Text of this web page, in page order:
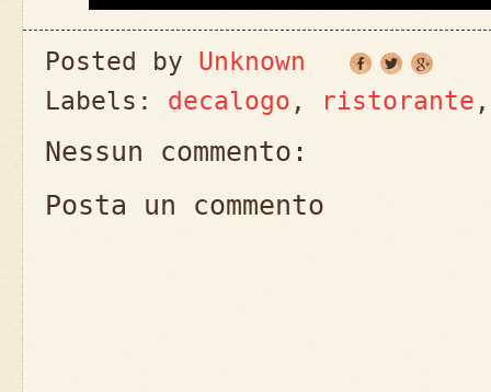
Posted by Unknown
Labels: decalogo , ristorante
Nessun commento:
Posta un commento